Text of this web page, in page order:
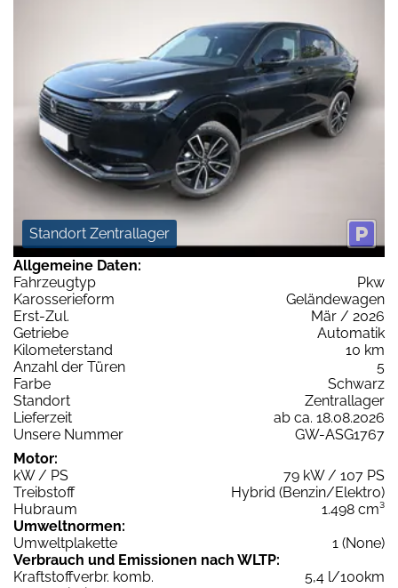
Standort Zentrallager
Allgemeine Daten:
Fahrzeugtyp
Pkw
Karosserieform
Geländewagen
Erst-Zul.
Mär / 2026
Getriebe
Automatik
Kilometerstand
10 km
Anzahl der Türen
5
Farbe
Schwarz
Standort
Zentrallager
Lieferzeit
ab ca. 18.08.2026
Unsere Nummer
GW-ASG1767
Motor:
kW / PS
79 kW / 107 PS
Treibstoff
Hybrid (Benzin/Elektro)
Hubraum
1.498 cm³
Umweltnormen:
Umweltplakette
1 (None)
Verbrauch und Emissionen nach WLTP:
Kraftstoffverbr. komb.
5,4 l/100km